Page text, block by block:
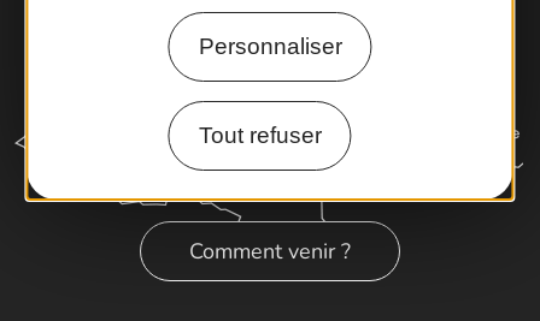
Personnaliser
Tout refuser
Comment venir ?